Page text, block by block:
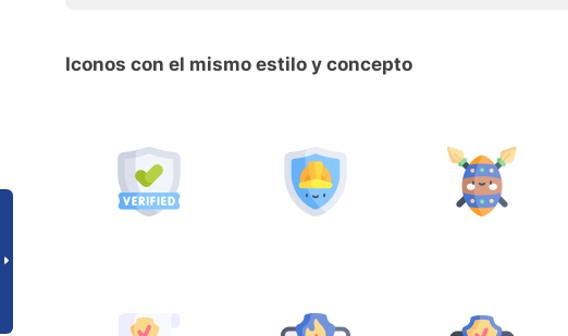
Iconos con el mismo estilo y concepto